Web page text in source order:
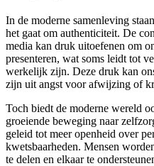
In de moderne samenleving
het gaat om authenticiteit. De
media kan druk uitoefenen om
presenteren, wat soms leidt tot
werkelijk zijn. Deze druk kan
zijn uit angst voor afwijzing of
Toch biedt de moderne wereld
groeiende beweging naar
geleid tot meer openheid over
kwetsbaarheden. Mensen
te delen en elkaar te